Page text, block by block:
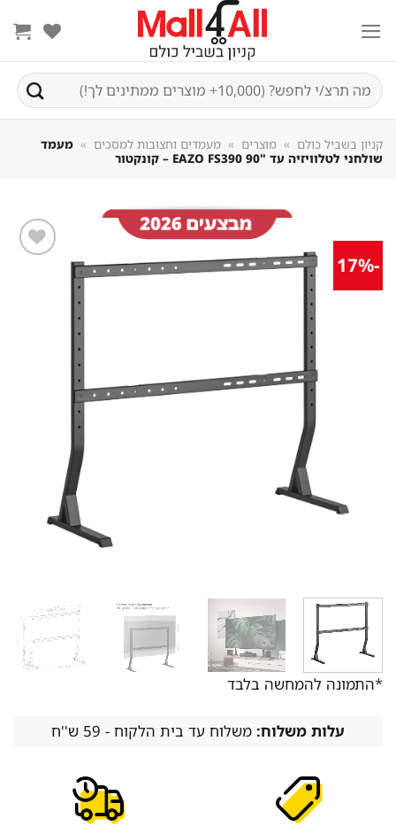
חיפוש
עבור:
קניון בשביל כולם מוצרים מעמדים וחצובות למסכים
מעמד
שולחני לטלוויזיה עד "90 EAZO FS390 – קונקטור
*התמונה להמחשה בלבד
עלות משלוח:משלוח עד בית הלקוח - 59 ש''ח